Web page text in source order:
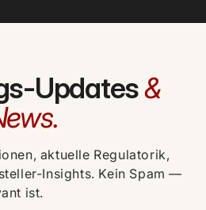
Updates&
aktuelle Regulatorik,
Insights. Kein Spam —
ist.